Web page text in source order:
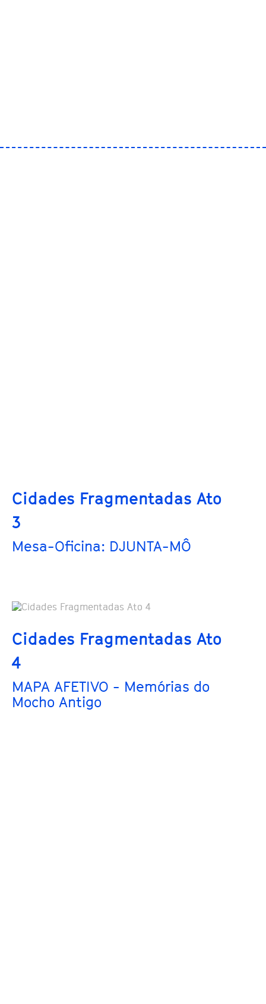
Cidades Fragmentadas Ato
3
Mesa-Oficina: DJUNTA-MÔ
Cidades Fragmentadas Ato
4
MAPA AFETIVO - Memórias do
Mocho Antigo